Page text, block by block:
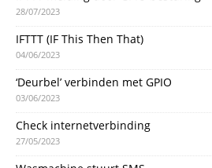
28/07/2023
IFTTT (IF This Then That)
04/06/2023
‘Deurbel’ verbinden met GPIO
03/06/2023
Check internetverbinding
27/05/2023